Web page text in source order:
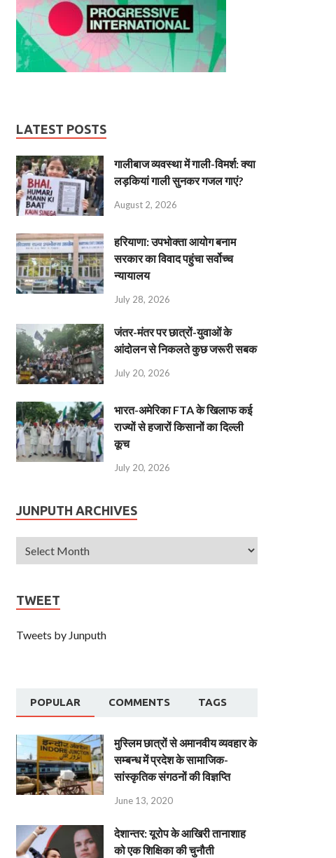
LATEST POSTS
गालीबाज व्‍यवस्‍था में गाली-विमर्श: क्या
लड़कियां गाली सुनकर गजल गाएं?
August 2, 2026
हरियाणा: उपभोक्ता आयोग बनाम
सरकार का विवाद पहुंचा सर्वोच्च
न्यायालय
July 28, 2026
जंतर-मंतर पर छात्रों-युवाओं के
आंदोलन से निकलते कुछ जरूरी सबक
July 20, 2026
भारत-अमेरिका FTA के खिलाफ कई
राज्यों से हजारों किसानों का दिल्ली
कूच
July 20, 2026
JUNPUTH ARCHIVES
TWEET
Tweets by Junputh
POPULAR COMMENTS TAGS
मुस्लिम छात्रों से अमानवीय व्यवहार के
सम्बन्ध में प्रदेश के सामाजिक-
सांस्कृतिक संगठनों की विज्ञप्ति
June 13, 2020
देशान्‍तर: यूरोप के आखिरी तानाशाह
को एक शिक्षिका की चुनौती